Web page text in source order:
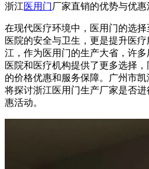
浙江医用门厂家直销的优势与优
在现代医疗环境中，医用门的选
医院的安全与卫生，更是提升医
江，作为医用门的生产大省，许
医院和医疗机构提供了更多选择
的价格优惠和服务保障。广州市
将探讨浙江医用门生产厂家是否
惠活动。